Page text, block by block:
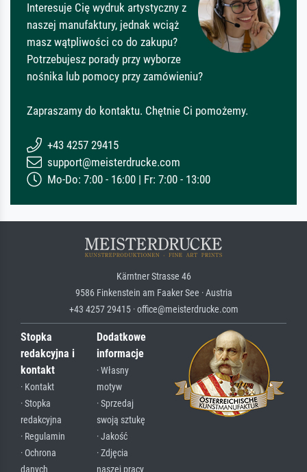
Interesuje Cię wydruk artystyczny z
naszej manufaktury, jednak wciąż
masz wątpliwości co do zakupu?
Potrzebujesz porady przy wyborze
nośnika lub pomocy przy zamówieniu?
Zapraszamy do kontaktu. Chętnie Ci pomożemy.
+43 4257 29415
support@meisterdrucke.com
Mo-Do: 7:00 - 16:00 | Fr: 7:00 - 13:00
Kärntner Strasse 46
9586 Finkenstein am Faaker See · Austria
+43 4257 29415 · office@meisterdrucke.com
Stopka
redakcyjna i
kontakt
· Kontakt
· Stopka
redakcyjna
· Regulamin
· Ochrona
Dodatkowe
informacje
· Własny
motyw
· Sprzedaj
swoją sztukę
· Jakość
· Zdjęcia